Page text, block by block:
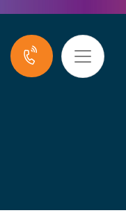
Wit B.V.